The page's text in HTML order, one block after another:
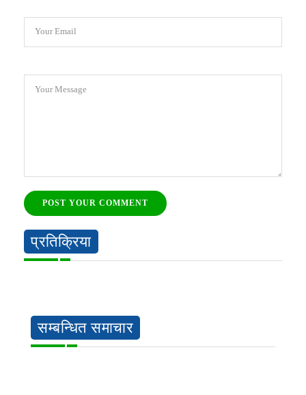
Your Email
Your Message
POST YOUR COMMENT
प्रतिक्रिया
सम्बन्धित समाचार